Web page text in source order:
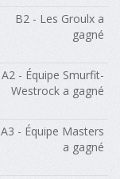
B2 - Les Groulx a
gagné
A2 - Équipe Smurfit-
Westrock a gagné
A3 - Équipe Masters
a gagné